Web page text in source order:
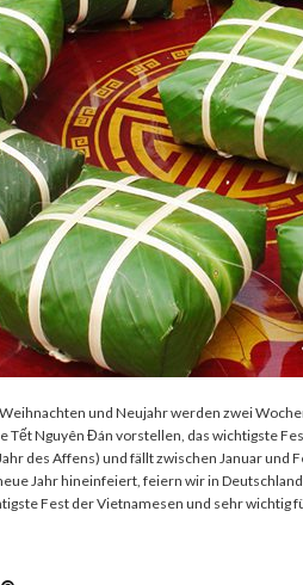
und Neujahr werden zwei
Tết Nguyên Đán vorstellen, das wichtigste
des Affens) und fällt zwischen Januar und
Jahr hineinfeiert, feiern wir in
Fest der Vietnamesen und sehr wichtig